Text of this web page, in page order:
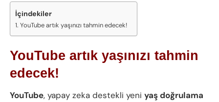
İçindekiler
YouTube artık yaşınızı tahmin edecek!
YouTube artık yaşınızı tahmin
edecek!
YouTube, yapay zeka destekli yeni yaş doğrulama